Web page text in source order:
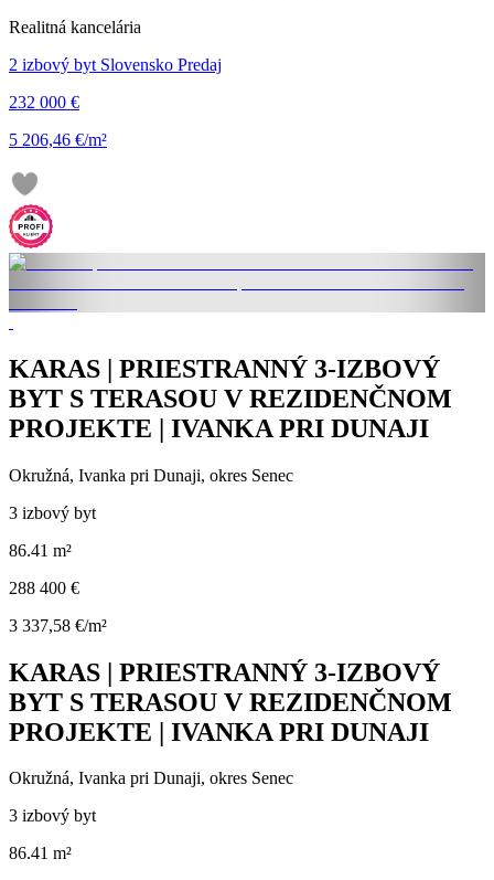
Realitná kancelária
2 izbový byt Slovensko Predaj
232 000 €
5 206,46 €/m²
KARAS | PRIESTRANNÝ 3-IZBOVÝ
BYT S TERASOU V REZIDENČNOM
PROJEKTE | IVANKA PRI DUNAJI
Okružná, Ivanka pri Dunaji, okres Senec
3 izbový byt
86.41 m²
288 400 €
3 337,58 €/m²
KARAS | PRIESTRANNÝ 3-IZBOVÝ
BYT S TERASOU V REZIDENČNOM
PROJEKTE | IVANKA PRI DUNAJI
Okružná, Ivanka pri Dunaji, okres Senec
3 izbový byt
86.41 m²